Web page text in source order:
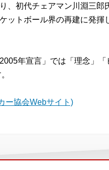
、初代チェアマン川淵三郎
ットボール界の再建に発揮
年宣言」では「理念」
ー協会Webサイト)